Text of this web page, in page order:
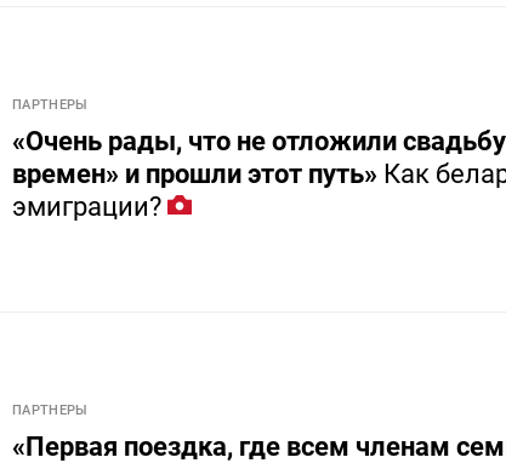
ПАРТНЕРЫ
«Очень рады, что не отложили
времен» и прошли этот путь» Как
эмиграции?
ПАРТНЕРЫ
«Первая поездка, где всем членам